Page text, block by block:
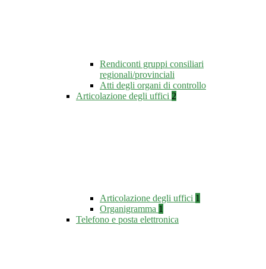
Rendiconti gruppi consiliari
regionali/provinciali
Atti degli organi di controllo
Articolazione degli uffici 2
Articolazione degli uffici 1
Organigramma 1
Telefono e posta elettronica